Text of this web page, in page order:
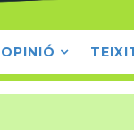
OPINIÓ